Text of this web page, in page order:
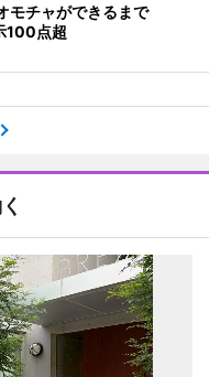
モチャができるまで
100点超